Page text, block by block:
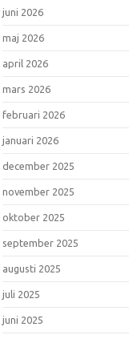
juni 2026
maj 2026
april 2026
mars 2026
februari 2026
januari 2026
december 2025
november 2025
oktober 2025
september 2025
augusti 2025
juli 2025
juni 2025